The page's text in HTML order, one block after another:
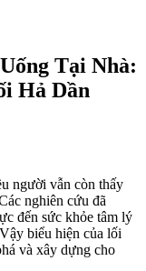
Tại Nhà:
Hả Dần
người vẫn còn thấy
nghiên cứu đã
đến sức khỏe tâm lý
biểu hiện của lối
và xây dựng cho